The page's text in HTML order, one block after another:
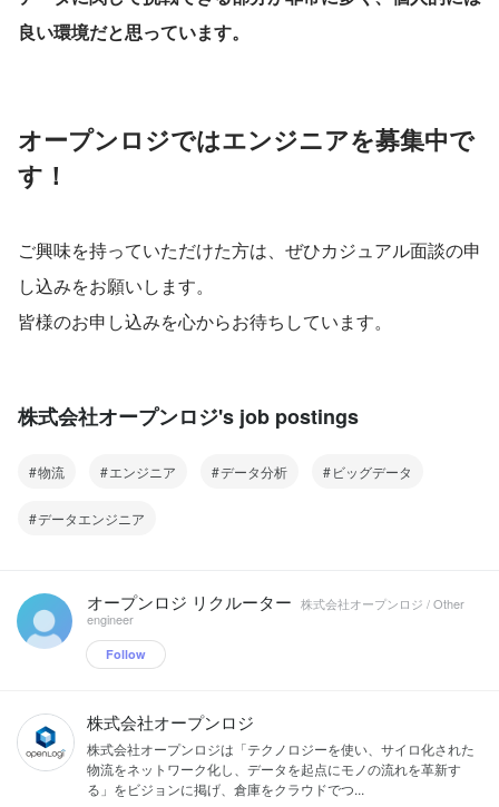
良い環境だと思っています。
オープンロジではエンジニアを募集中で
す！
ご興味を持っていただけた方は、ぜひカジュアル面談の申
し込みをお願いします。
皆様のお申し込みを心からお待ちしています。
株式会社オープンロジ's job postings
物流 エンジニア データ分析 ビッグデータ
データエンジニア
オープンロジ リクルーター 株式会社オープンロジ / Other
engineer
Follow
株式会社オープンロジ
株式会社オープンロジは「テクノロジーを使い、サイロ化された
物流をネットワーク化し、データを起点にモノの流れを革新す
る」をビジョンに掲げ、倉庫をクラウドでつ...